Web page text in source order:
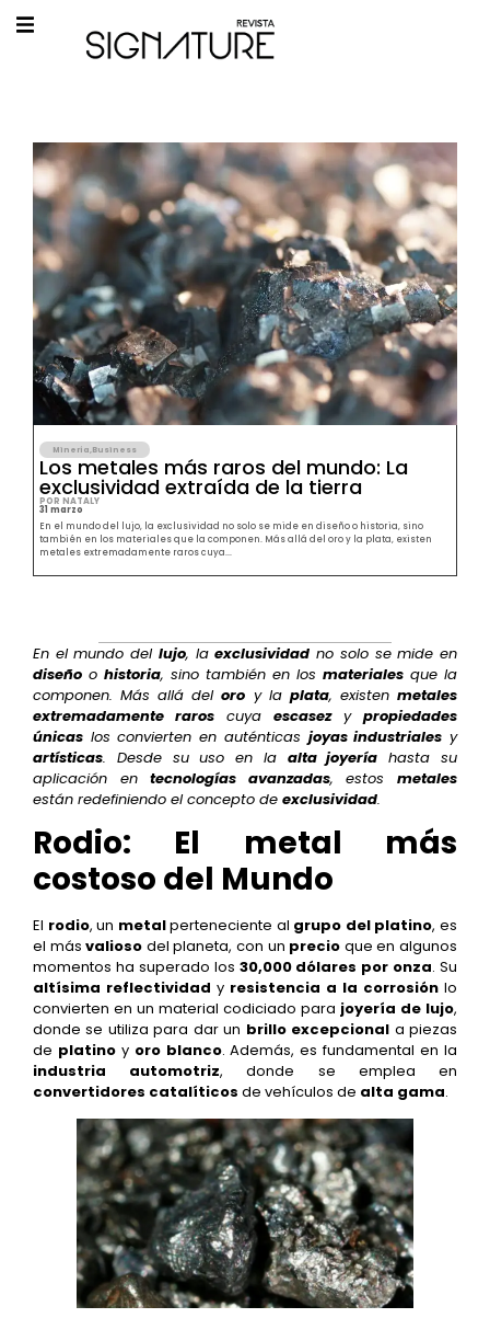
Minería Business
Los metales más raros del mundo: La
exclusividad extraída de la tierra
POR NATALY
31 marzo
En el mundo del lujo, la exclusividad no solo se mide en diseño o historia, sino
también en los materiales que la componen. Más allá del oro y la plata, existen
metales extremadamente raros cuya...
En el mundo del lujo, laexclusividad no solo se mide en
diseño o historia, sino también en los materiales que la
componen. Más allá deloro y la plata, existenmetales
extremadamente raros cuya escasezy propiedades
únicas los convierten en auténticas joyas industriales y
artísticas. Desde su uso en la alta joyería hasta su
aplicación entecnologías avanzadas, estosmetales
están redefiniendo el concepto de exclusividad.
Rodio: El metal más
costoso del Mundo
El rodio, un metalperteneciente al grupo del platino, es
el másvalioso del planeta, con un precio que en algunos
momentos ha superado los 30,000 dólares por onza. Su
altísima reflectividad y resistencia a la corrosión lo
convierten en un material codiciado para joyería de lujo,
donde se utiliza para dar un brillo excepcional a piezas
de platinoy oro blanco. Además, es fundamental en la
industria automotriz, donde se emplea en
convertidores catalíticos de vehículos de alta gama.